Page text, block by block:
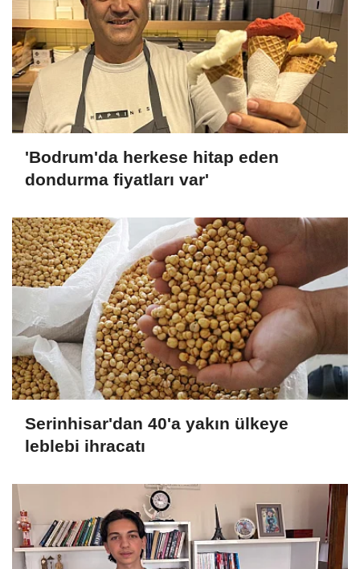
'Bodrum'da herkese hitap eden
dondurma fiyatları var'
Serinhisar'dan 40'a yakın ülkeye
leblebi ihracatı